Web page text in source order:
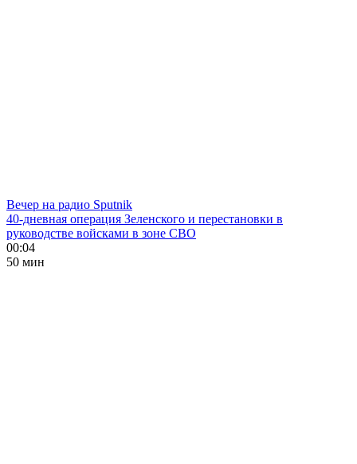
Вечер на радио Sputnik
40-дневная операция Зеленского и перестановки в
руководстве войсками в зоне СВО
00:04
50 мин